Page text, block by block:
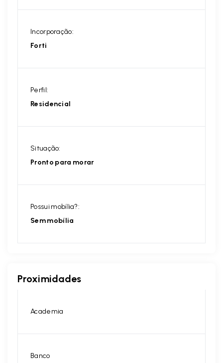
Incorporação:
Forti
Perfil:
Residencial
Situação:
Pronto para morar
Possui mobília?:
Sem mobília
Proximidades
Academia
Banco